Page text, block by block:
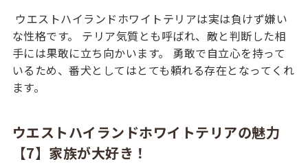
ウエストハイランドホワイトテリアは実は負けず嫌い
な性格です。 テリア気質とも呼ばれ、敵と判断した相
手には果敢に立ち向かいます。 勇敢で自立心を持って
いるため、番犬としてはとても頼れる存在となってくれ
ます。
ウエストハイランドホワイトテリアの魅力
【7】家族が大好き！